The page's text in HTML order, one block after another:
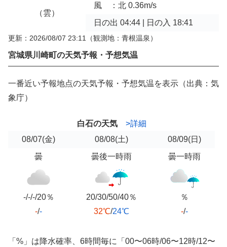
（雲）
風 ：北 0.36m/s
日の出 04:44 | 日の入 18:41
更新：2026/08/07 23:11 （観測地：青根温泉）
宮城県川崎町の天気予報・予想気温
一番近い予報地点の天気予報・予想気温を表示（出典：気
象庁）
白石の天気
>詳細
08/07(金) 08/08(土) 08/09(日)
曇
-/-/-/20％
-/-
曇後一時雨
20/30/50/40％
32℃/24℃
曇一時雨
％
-/-
「%」は降水確率、6時間毎に「00〜06時/06〜12時/12〜